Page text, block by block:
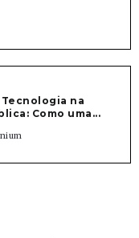
na
Como uma...